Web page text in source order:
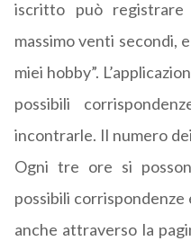
iscritto può registrare
massimo venti secondi,
miei hobby”.
possibili
incontrarle. Il numero
Ogni tre ore si
possibili corrispondenze
anche attraverso la